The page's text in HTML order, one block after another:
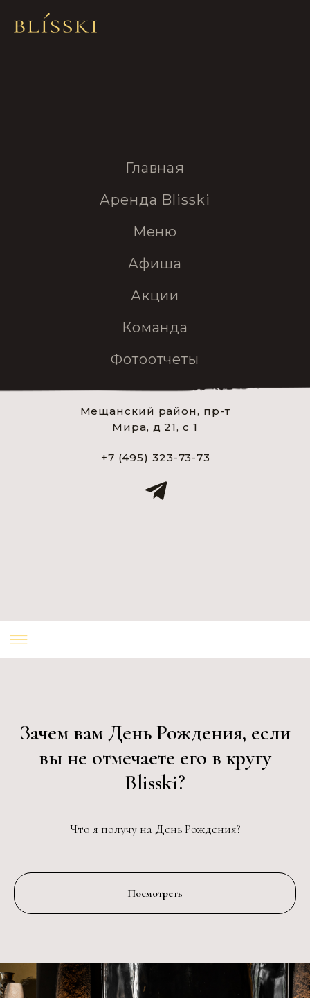
Главная
Меню
Афиша
Мещанский район, пр-т
Мира, д 21, с 1
Акции
+7 (495) 323-73-73
Команда
Аренда Blisski
Фотоотчеты
Зачем вам День Рождения, если
вы не отмечаете его в кругу
Blisski?
Что я получу на День Рождения?
Посмотреть